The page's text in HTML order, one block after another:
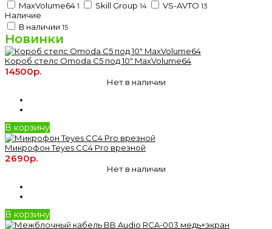
MaxVolume64 1 Skill Group 14 VS-AVTO 13
Наличие
В наличии 15
Новинки
Короб стелс Omoda C5 под 10" MaxVolume64
14500р.
Нет в наличии
В корзину
Микрофон Teyes CC4 Pro врезной
2690р.
Нет в наличии
В корзину